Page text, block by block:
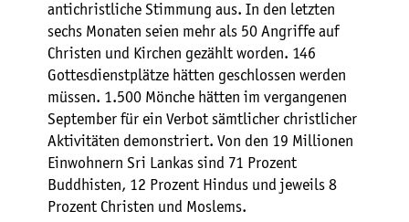
antichristliche Stimmung aus. In den letzten
sechs Monaten seien mehr als 50 Angriffe auf
Christen und Kirchen gezählt worden. 146
Gottesdienstplätze hätten geschlossen werden
müssen. 1.500 Mönche hätten im vergangenen
September für ein Verbot sämtlicher christlicher
Aktivitäten demonstriert. Von den 19 Millionen
Einwohnern Sri Lankas sind 71 Prozent
Buddhisten, 12 Prozent Hindus und jeweils 8
Prozent Christen und Moslems.